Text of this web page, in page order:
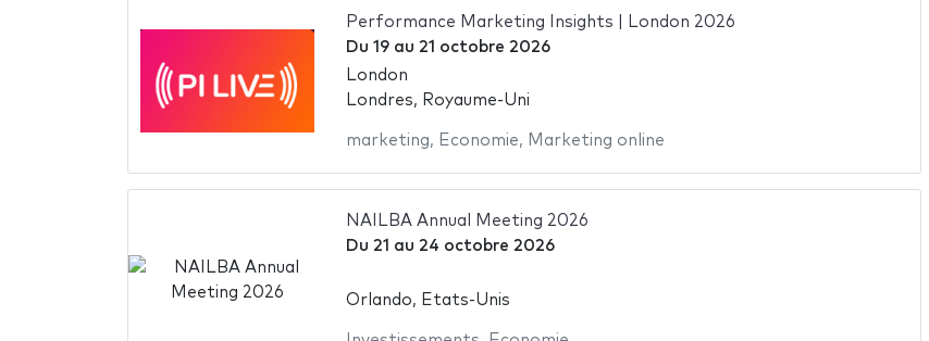
Performance Marketing Insights | London 2026
Du 19au 21 octobre 2026
London
Londres, Royaume-Uni
marketing, Economie, Marketing online
NAILBA Annual Meeting 2026
Du 21 au 24 octobre 2026
Orlando, Etats-Unis